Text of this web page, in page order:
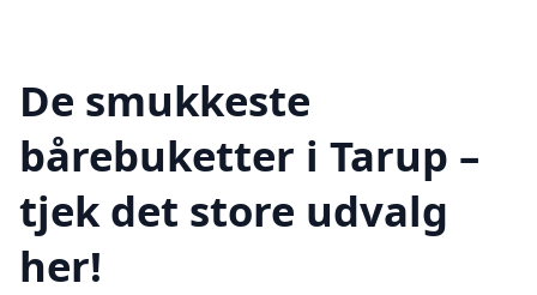
De smukkeste
bårebuketter i Tarup –
tjek det store udvalg
her!